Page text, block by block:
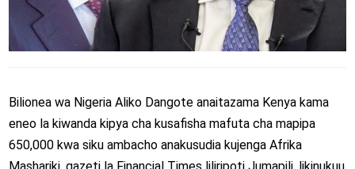
Bilionea wa Nigeria Aliko Dangote anaitazama Kenya kama
eneo la kiwanda kipya cha kusafisha mafuta cha mapipa
650,000 kwa siku ambacho anakusudia kujenga Afrika
Mashariki, gazeti la Financial Times liliripoti Jumapili, likinukuu